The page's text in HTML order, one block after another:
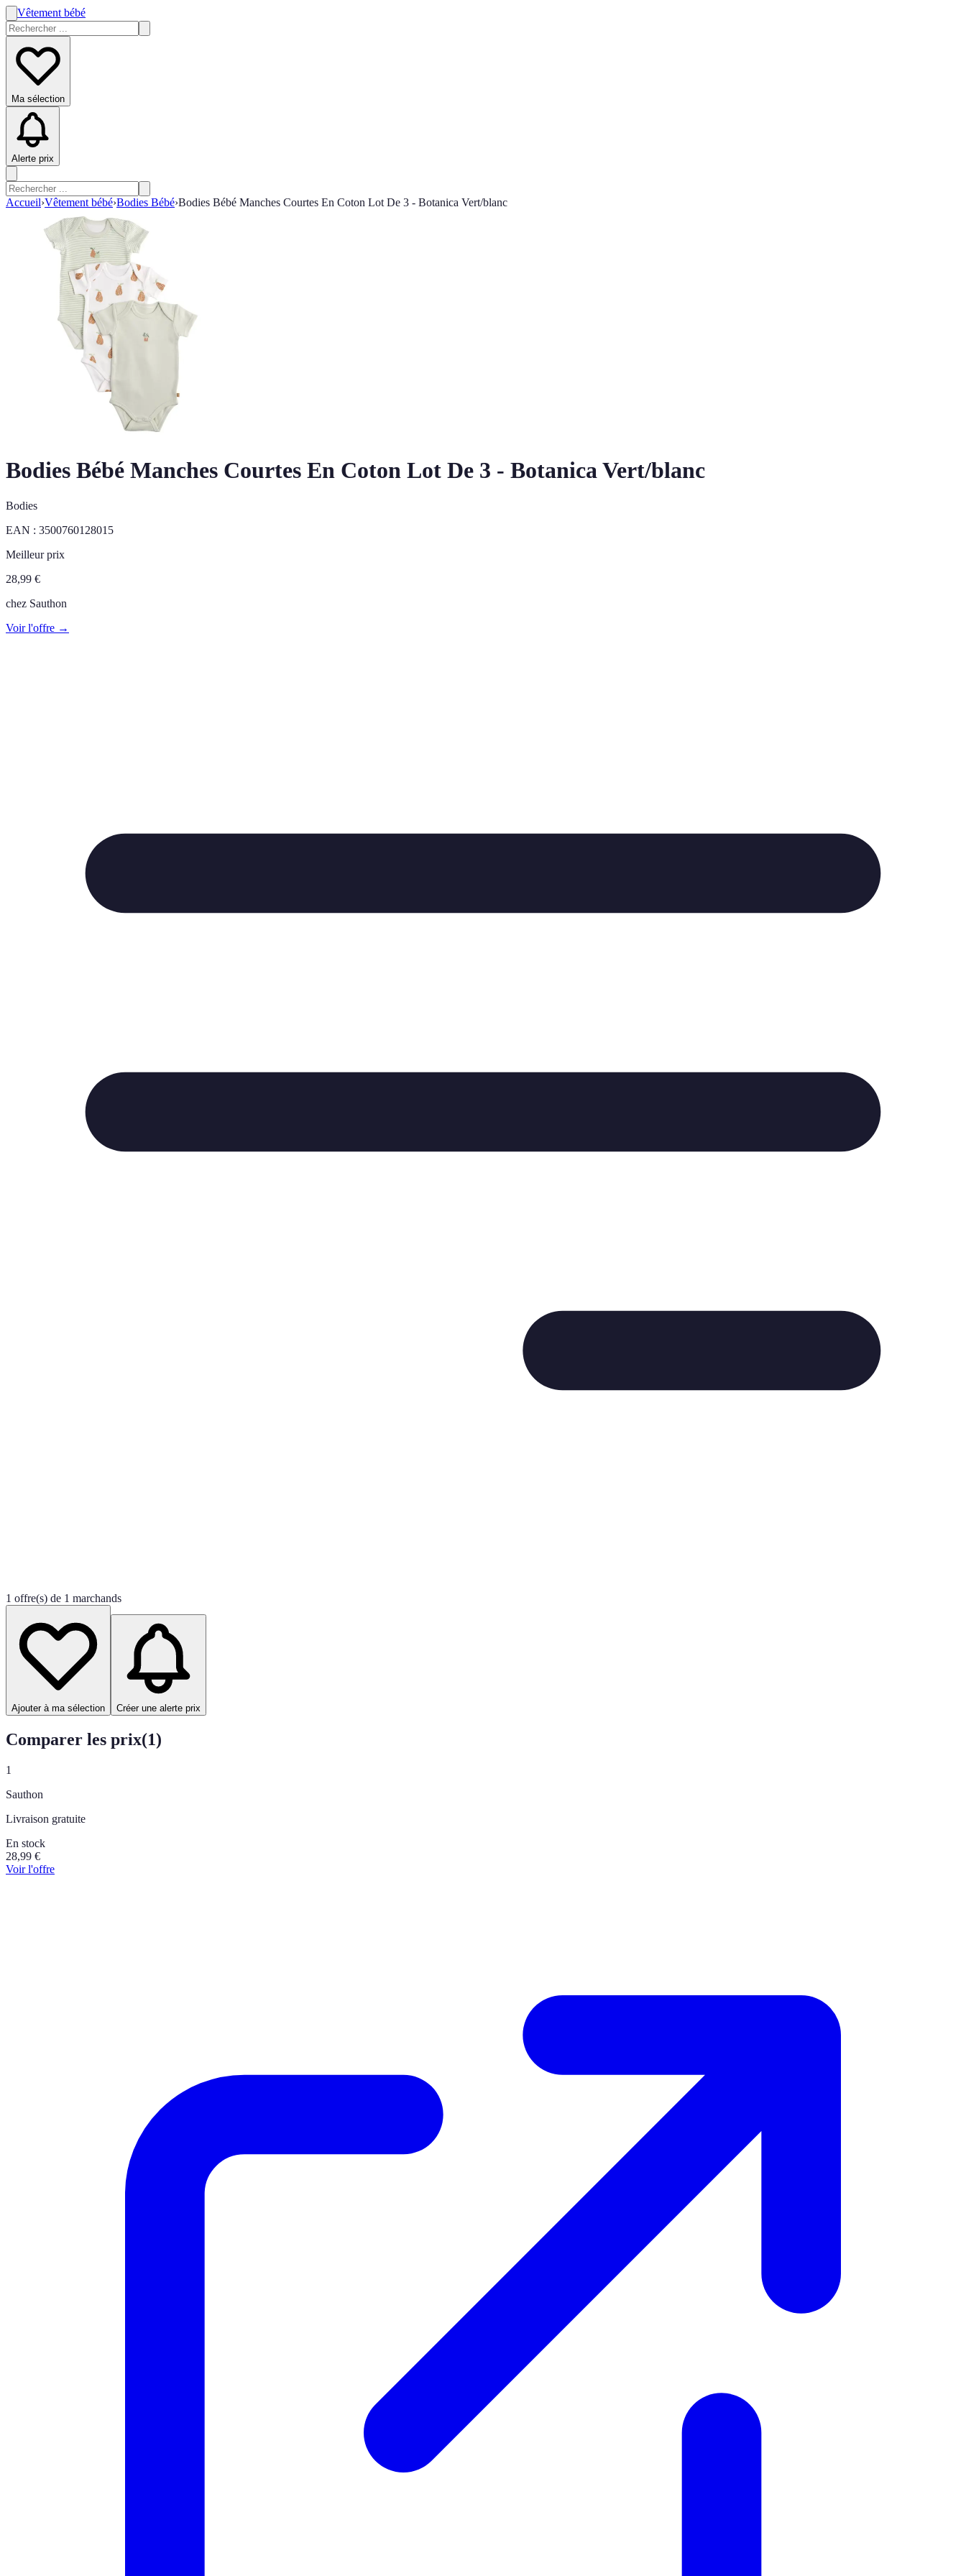
Vêtement bébé
Ma sélection
Alerte prix
Accueil›Vêtement bébé›Bodies Bébé›Bodies Bébé Manches Courtes En Coton Lot De 3 - Botanica Vert/blanc
Bodies Bébé Manches Courtes En Coton Lot De 3 - Botanica Vert/blanc
Bodies
EAN : 3500760128015
Meilleur prix
28,99 €
chez Sauthon
Voir l'offre →
1 offre(s) de 1 marchands
Ajouter à ma sélection Créer une alerte prix
Comparer les prix(1)
1
Sauthon
Livraison gratuite
En stock
28,99 €
Voir l'offre